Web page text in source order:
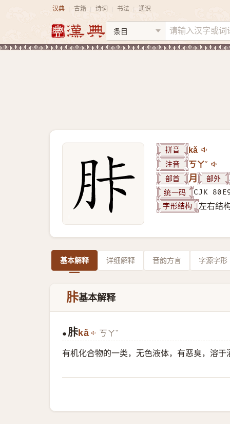
汉典 古籍 诗词 书法 通识
拼音 kǎ
注音 ㄎㄚˇ
部首 月 部外
统一码 CJK
字形结构 左右结
基本解释 详细解释 音韵方言 字源字形
胩基本解释
● 胩kǎ ㄎㄚˇ
有机化合物的一类，无色液体，有恶臭，溶